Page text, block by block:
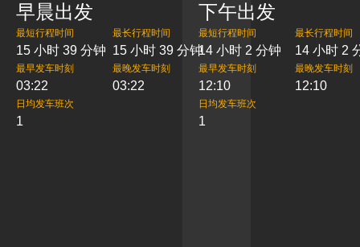
早晨出发
最短行程时间
15 小时 39 分钟
最长行程时间
15 小时 39 分钟
最早发车时刻
03:22
最晚发车时刻
03:22
日均发车班次
1
下午出发
最短行程时间
14 小时 2 分钟
最长行程时间
14 小时 2
最早发车时刻
12:10
最晚发车时刻
12:10
日均发车班次
1